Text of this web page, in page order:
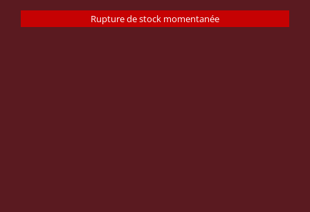
Rupture de stock momentanée